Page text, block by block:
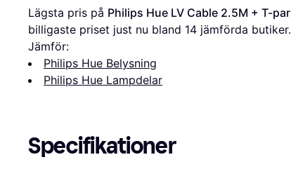
Lägsta pris på Philips Hue LV Cable 2.5M + T-
billigaste priset just nu bland 14 jämförda butiker.
Jämför:
Philips Hue Belysning
Philips Hue Lampdelar
Specifikationer